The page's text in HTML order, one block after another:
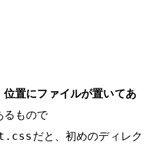
位置にファイルが置いてあ
るもので
だと、初めのディレク